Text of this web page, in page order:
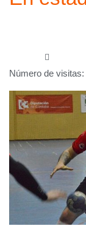
Número de visitas: